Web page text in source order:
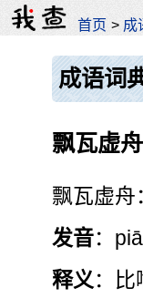
首页 > 成
成语词
飘瓦虚
飘瓦虚舟
发音：
释义 ：